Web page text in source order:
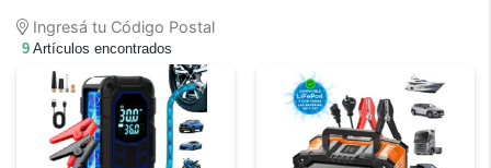
Ingresá tu Código Postal
9 Artículos encontrados